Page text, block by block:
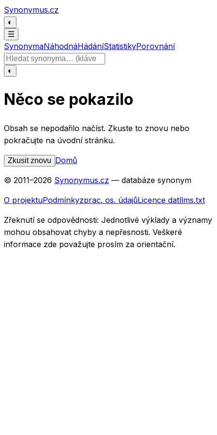
Přeskočit na obsah
Synonymus.cz
◐
☰
SynonymaNáhodnáHádáníStatistikyPorovnání
Hledat slovo
◐
Něco se pokazilo
Obsah se nepodařilo načíst. Zkuste to znovu nebo
pokračujte na úvodní stránku.
Zkusit znovu Domů
© 2011–2026 Synonymus.cz — databáze synonym
O projektuPodmínkyzprac. os. údajůLicence datllms.txt
Zřeknutí se odpovědnosti: Jednotlivé výklady a významy
mohou obsahovat chyby a nepřesnosti. Veškeré
informace zde považujte prosím za orientační.